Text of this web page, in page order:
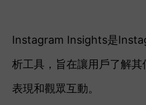
Instagram Insights是
析工具，旨在讓用戶了解
表現和觀眾互動。